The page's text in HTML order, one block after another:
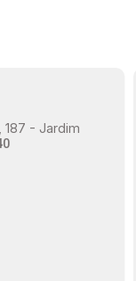
187 - Jardim